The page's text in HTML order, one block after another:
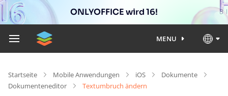
ONLYOFFICE wird 16!
MENU
Startseite Mobile Anwendungen iOS
Dokumente
Dokumenteneditor
Textumbruch ändern